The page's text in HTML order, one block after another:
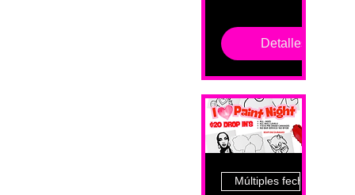
Detalles
Múltiples fechas